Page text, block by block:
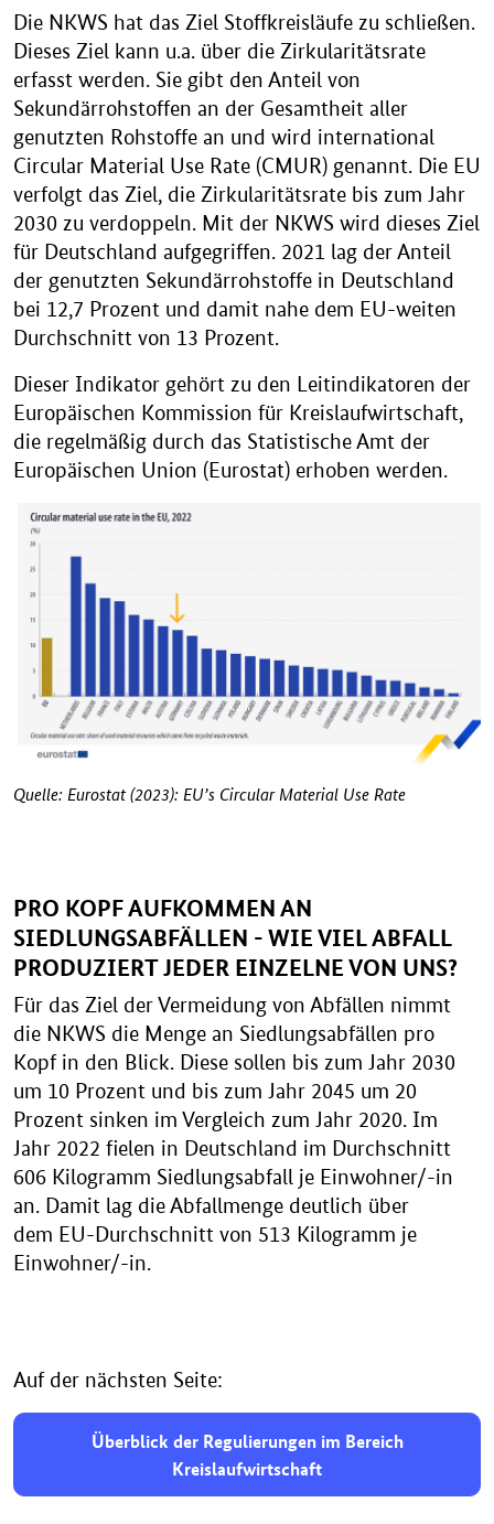
Die NKWS hat das Ziel Stoffkreisläufe zu schließen.
Dieses Ziel kann u.a. über die Zirkularitätsrate
erfasst werden. Sie gibt den Anteil von
Sekundärrohstoffen an der Gesamtheit aller
genutzten Rohstoffe an und wird international
Circular Material Use Rate (CMUR) genannt. Die EU
verfolgt das Ziel, die Zirkularitätsrate bis zum Jahr
2030 zu verdoppeln. Mit der NKWS wird dieses Ziel
für Deutschland aufgegriffen. 2021 lag der Anteil
der genutzten Sekundärrohstoffe in Deutschland
bei 12,7 Prozent und damit nahe dem EU-weiten
Durchschnitt von 13 Prozent.
Dieser Indikator gehört zu den Leitindikatoren der
Europäischen Kommission für Kreislaufwirtschaft,
die regelmäßig durch das Statistische Amt der
Europäischen Union (Eurostat) erhoben werden.
Quelle: Eurostat (2023): EU’s Circular Material Use Rate
PRO KOPF AUFKOMMEN AN
SIEDLUNGSABFÄLLEN - WIE VIEL ABFALL
PRODUZIERT JEDER EINZELNE VON UNS?
Für das Ziel der Vermeidung von Abfällen nimmt
die NKWS die Menge an Siedlungsabfällen pro
Kopf in den Blick. Diese sollen bis zum Jahr 2030
um 10 Prozent und bis zum Jahr 2045 um 20
Prozent sinken im Vergleich zum Jahr 2020. Im
Jahr 2022 fielen in Deutschland im Durchschnitt
606 Kilogramm Siedlungs­abfall je Einwohner/-in
an. Damit lag die Abfall­menge deutlich über
dem EU-Durchschnitt von 513 Kilogramm je
Einwohner/-in.
Auf der nächsten Seite:
Überblick der Regulierungen im Bereich
Kreislaufwirtschaft